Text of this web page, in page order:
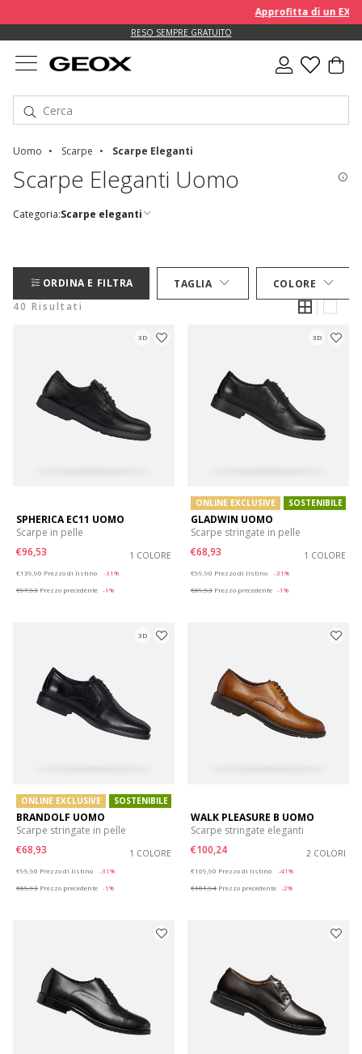
Approfitta di un EXTRA
RESO SEMPRE GRATUITO
Uomo Scarpe Scarpe Eleganti
Scarpe Eleganti Uomo
Categoria:Scarpe eleganti
ORDINA E FILTRA TAGLIA
COLORE
40 Risultati
3D
SPHERICA EC11 UOMO
Scarpe in pelle
€96,53
1 COLORE
€139,90 Prezzo di listino
-31%
€97,93 Prezzo precedente -1%
3D
ONLINE EXCLUSIVE SOSTENIBILE
GLADWIN UOMO
Scarpe stringate in pelle
€68,93
1 COLORE
€99,90 Prezzo di listino
-31%
€69,93 Prezzo precedente -1%
3D
ONLINE EXCLUSIVE SOSTENIBILE
BRANDOLF UOMO
Scarpe stringate in pelle
€68,93
1 COLORE
€99,90 Prezzo di listino
-31%
€69,93 Prezzo precedente -1%
WALK PLEASURE B UOMO
Scarpe stringate eleganti
€100,24
2 COLORI
€169,90 Prezzo di listino
-41%
€101,94 Prezzo precedente -2%